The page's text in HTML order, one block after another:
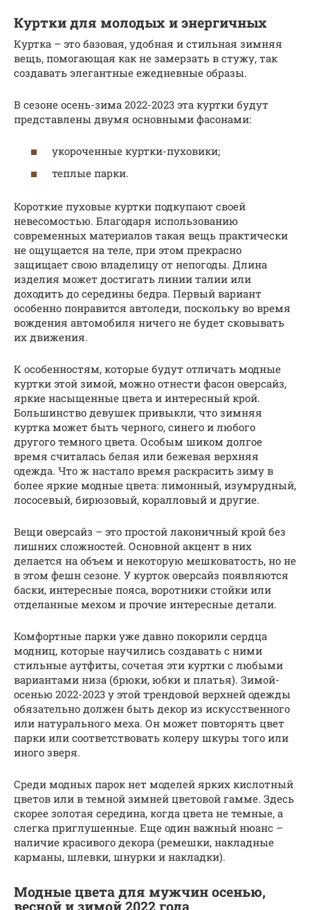
Куртки для молодых и энергичных
Куртка – это базовая, удобная и стильная зимняя
вещь, помогающая как не замерзать в стужу, так
создавать элегантные ежедневные образы.
В сезоне осень-зима 2022-2023 эта куртки будут
представлены двумя основными фасонами:
укороченные куртки-пуховики;
теплые парки.
Короткие пуховые куртки подкупают своей
невесомостью. Благодаря использованию
современных материалов такая вещь практически
не ощущается на теле, при этом прекрасно
защищает свою владелицу от непогоды. Длина
изделия может достигать линии талии или
доходить до середины бедра. Первый вариант
особенно понравится автоледи, поскольку во время
вождения автомобиля ничего не будет сковывать
их движения.
К особенностям, которые будут отличать модные
куртки этой зимой, можно отнести фасон оверсайз,
яркие насыщенные цвета и интересный крой.
Большинство девушек привыкли, что зимняя
куртка может быть черного, синего и любого
другого темного цвета. Особым шиком долгое
время считалась белая или бежевая верхняя
одежда. Что ж настало время раскрасить зиму в
более яркие модные цвета: лимонный, изумрудный,
лососевый, бирюзовый, коралловый и другие.
Вещи оверсайз – это простой лаконичный крой без
лишних сложностей. Основной акцент в них
делается на объем и некоторую мешковатость, но не
в этом фешн сезоне. У курток оверсайз появляются
баски, интересные пояса, воротники стойки или
отделанные мехом и прочие интересные детали.
Комфортные парки уже давно покорили сердца
модниц, которые научились создавать с ними
стильные аутфиты, сочетая эти куртки с любыми
вариантами низа (брюки, юбки и платья). Зимой-
осенью 2022-2023 у этой трендовой верхней одежды
обязательно должен быть декор из искусственного
или натурального меха. Он может повторять цвет
парки или соответствовать колеру шкуры того или
иного зверя.
Среди модных парок нет моделей ярких кислотный
цветов или в темной зимней цветовой гамме. Здесь
скорее золотая середина, когда цвета не темные, а
слегка приглушенные. Еще один важный нюанс –
наличие красивого декора (ремешки, накладные
карманы, шлевки, шнурки и накладки).
Модные цвета для мужчин осенью,
весной и зимой 2022 года